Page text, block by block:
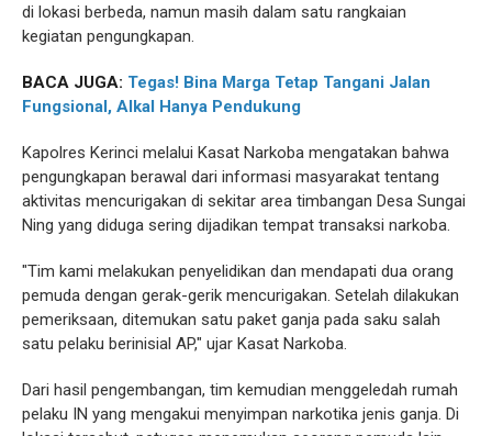
di lokasi berbeda, namun masih dalam satu rangkaian
kegiatan pengungkapan.
BACA JUGA: Tegas! Bina Marga Tetap Tangani Jalan
Fungsional, Alkal Hanya Pendukung
Kapolres Kerinci melalui Kasat Narkoba mengatakan bahwa
pengungkapan berawal dari informasi masyarakat tentang
aktivitas mencurigakan di sekitar area timbangan Desa Sungai
Ning yang diduga sering dijadikan tempat transaksi narkoba.
"Tim kami melakukan penyelidikan dan mendapati dua orang
pemuda dengan gerak-gerik mencurigakan. Setelah dilakukan
pemeriksaan, ditemukan satu paket ganja pada saku salah
satu pelaku berinisial AP," ujar Kasat Narkoba.
Dari hasil pengembangan, tim kemudian menggeledah rumah
pelaku IN yang mengakui menyimpan narkotika jenis ganja. Di